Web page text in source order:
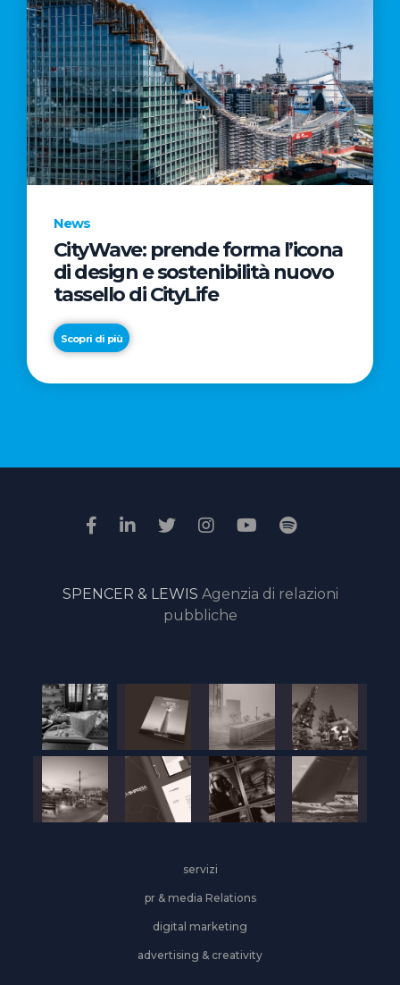
News
CityWave: prende forma l’icona
di design e sostenibilità nuovo
tassello di CityLife
Scopri di più
News
“Passione
il
della
giuria
online
SPENCER & LEWIS Agenzia di relazioni
pubbliche
servizi
pr & media Relations
digital marketing
advertising & creativity